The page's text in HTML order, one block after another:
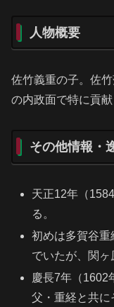
人物概要
佐竹義重の子。佐
の内政面で特に貢献
その他情報・
天正12年（
る。
初めは多賀谷
でいたが、関
慶長7年（1602
父・重経と共に